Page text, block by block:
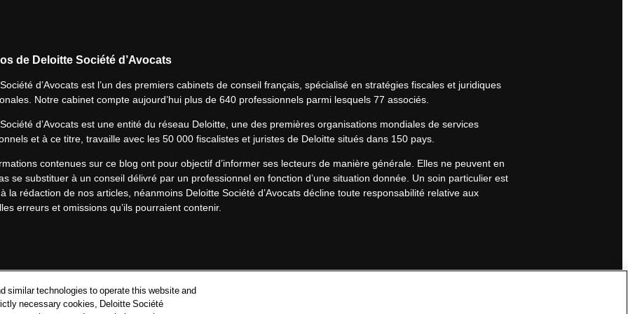
de Deloitte Société d’Avocats
d’Avocats est l’un des premiers cabinets de conseil français, spécialisé en stratégies fiscales et juridiques
Notre cabinet compte aujourd’hui plus de 640 professionnels parmi lesquels 77 associés.
d’Avocats est une entité du réseau Deloitte, une des premières organisations mondiales de services
et à ce titre, travaille avec les 50 000 fiscalistes et juristes de Deloitte situés dans 150 pays.
contenues sur ce blog ont pour objectif d’informer ses lecteurs de manière générale. Elles ne peuvent en
se substituer à un conseil délivré par un professionnel en fonction d’une situation donnée. Un soin particulier est
la rédaction de nos articles, néanmoins Deloitte Société d’Avocats décline toute responsabilité relative aux
erreurs et omissions qu’ils pourraient contenir.​
Politique de confidentialité
Mentions légales
similar technologies to operate this website and
necessary cookies, Deloitte Société